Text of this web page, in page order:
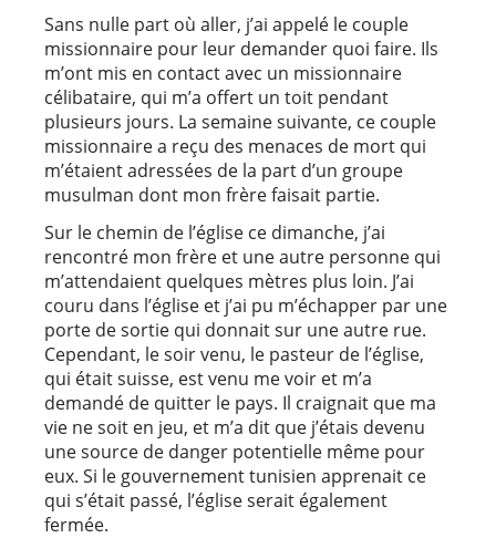
Sans nulle part où aller, j’ai appelé le couple
missionnaire pour leur demander quoi faire. Ils
m’ont mis en contact avec un missionnaire
célibataire, qui m’a offert un toit pendant
plusieurs jours. La semaine suivante, ce couple
missionnaire a reçu des menaces de mort qui
m’étaient adressées de la part d’un groupe
musulman dont mon frère faisait partie.
Sur le chemin de l’église ce dimanche, j’ai
rencontré mon frère et une autre personne qui
m’attendaient quelques mètres plus loin. J’ai
couru dans l’église et j’ai pu m’échapper par une
porte de sortie qui donnait sur une autre rue.
Cependant, le soir venu, le pasteur de l’église,
qui était suisse, est venu me voir et m’a
demandé de quitter le pays. Il craignait que ma
vie ne soit en jeu, et m’a dit que j’étais devenu
une source de danger potentielle même pour
eux. Si le gouvernement tunisien apprenait ce
qui s’était passé, l’église serait également
fermée.